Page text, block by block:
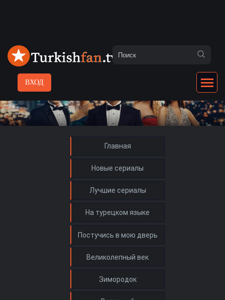
ВХОД
Главная
Новые сериалы
Лучшие сериалы
На турецком языке